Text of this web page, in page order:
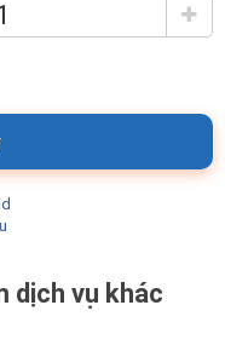
dịch vụ khác